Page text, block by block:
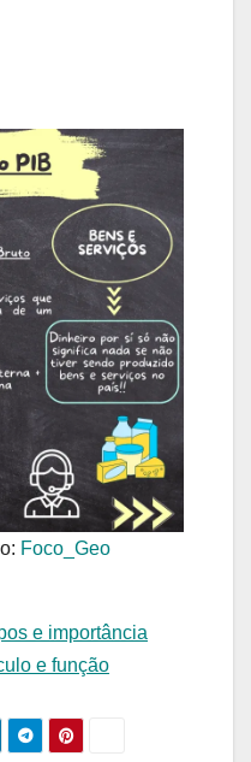
Foco_Geo
e importância
e função